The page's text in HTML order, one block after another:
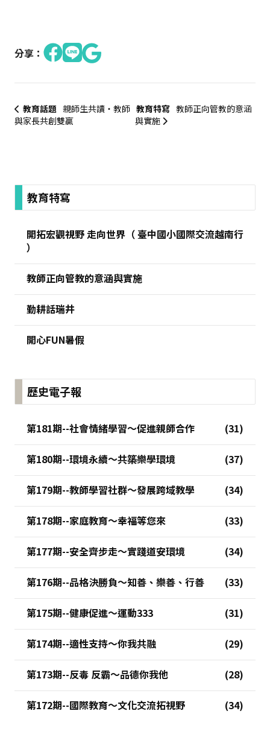
分享：
教育話題 親師生共讀‧教師
與家長共創雙贏
教育特寫 教師正向管教的意涵
與實施
:::教育特寫
開拓宏觀視野 走向世界（ 臺中國小國際交流越南行
）
教師正向管教的意涵與實施
勤耕話瑞井
開心FUN暑假
歷史電子報
第181期--社會情緒學習～促進親師合作
第180期--環境永續～共築樂學環境
第179期--教師學習社群～發展跨域教學
第178期--家庭教育～幸福等您來
第177期--安全齊步走～實踐道安環境
第176期--品格決勝負～知善、樂善、行善
第175期--健康促進～運動333
第174期--適性支持～你我共融
第173期--反毒 反霸～品德你我他
第172期--國際教育～文化交流拓視野